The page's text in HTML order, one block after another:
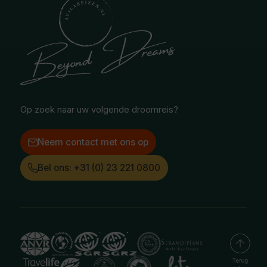
Midden-Oosten
Noord-Amerika
Poolgebied
National Geographic Expeditions
Safari & Wildlife reizen
Selfdrive reizen
Treinreizen
Ontvang onze nieuwsbrief
Reisvoorwaarden
Vacatures
Facebook
Instagram
Op zoek naar uw volgende droomreis?
Neem contact met ons op
Bel ons: +31 (0) 23 221 0800